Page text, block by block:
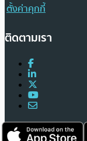
ตั้งค่าคุกกี้
ติดตามเรา